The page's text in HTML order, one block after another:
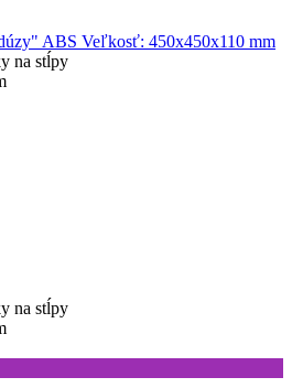
ABS Veľkosť: 450x450x110 mm
na stĺpy
na stĺpy